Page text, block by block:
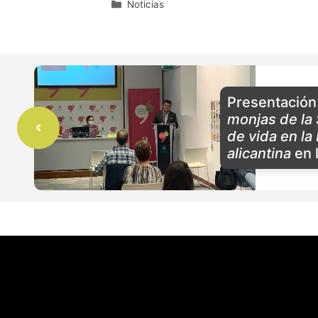
Categorías
Noticias
monjas de la
de vida en
alicantina en